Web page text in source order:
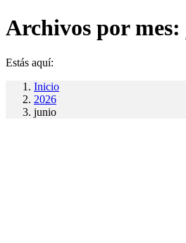
Archivos por mes:
Estás aquí:
Inicio
2026
junio